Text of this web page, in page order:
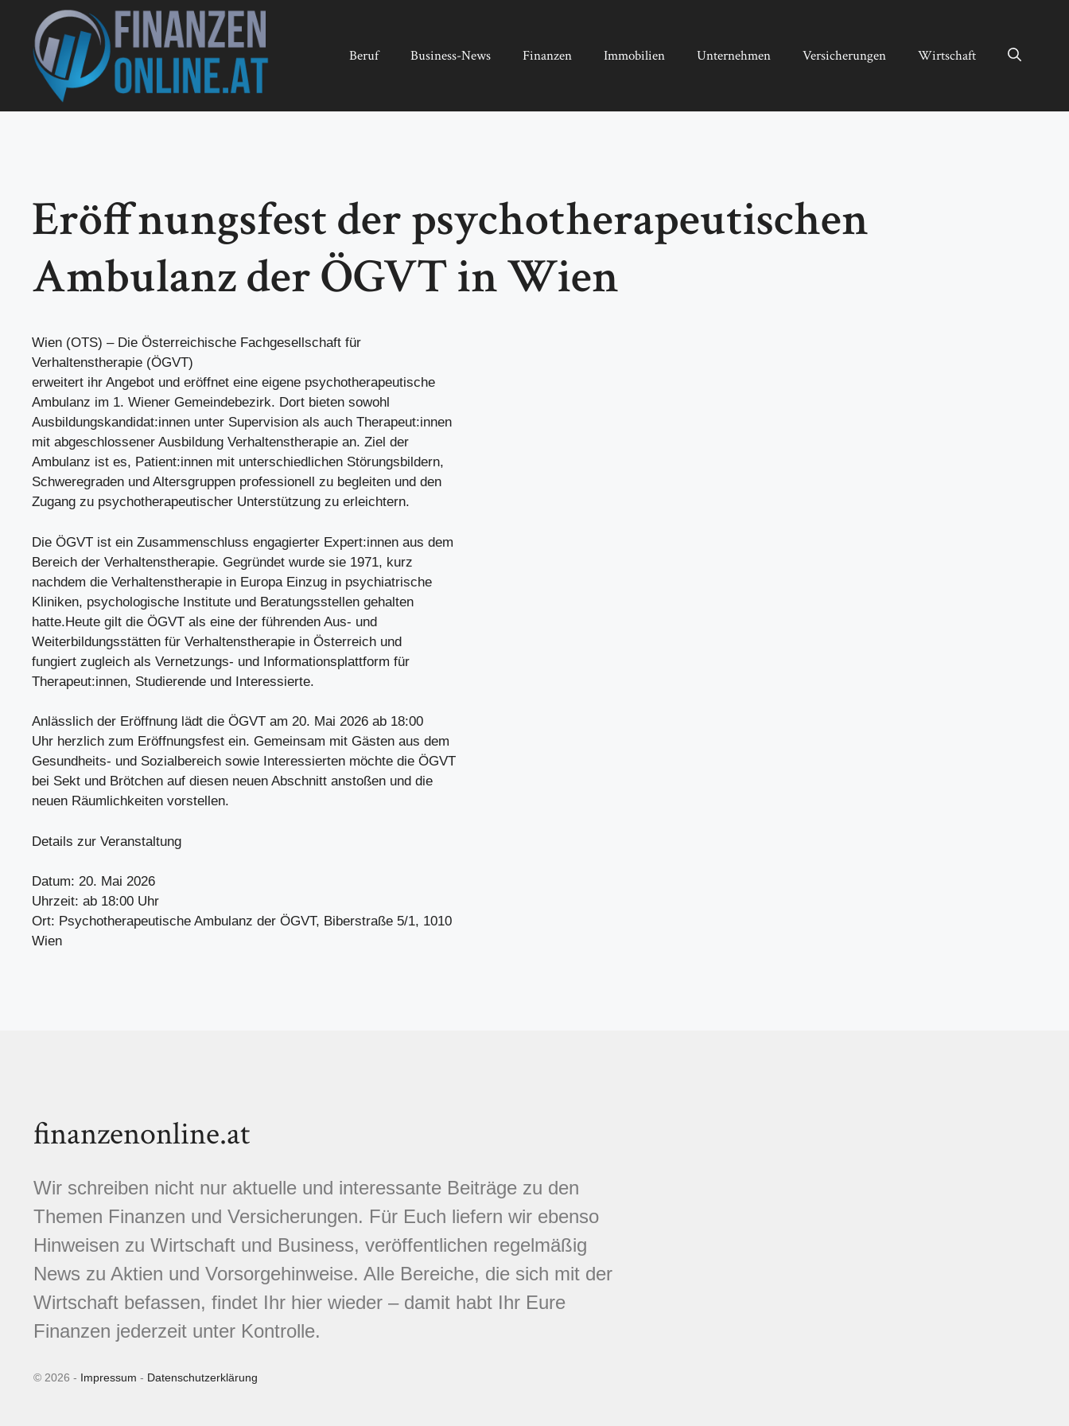
springen
Beruf Business-News Finanzen Immobilien Unternehmen Versicherungen Wirtschaft
Eröffnungsfest der psychotherapeutischen
Ambulanz der ÖGVT in Wien
Wien (OTS) – Die Österreichische Fachgesellschaft für
Verhaltenstherapie (ÖGVT)
erweitert ihr Angebot und eröffnet eine eigene psychotherapeutische
Ambulanz im 1. Wiener Gemeindebezirk. Dort bieten sowohl
Ausbildungskandidat:innen unter Supervision als auch Therapeut:innen
mit abgeschlossener Ausbildung Verhaltenstherapie an. Ziel der
Ambulanz ist es, Patient:innen mit unterschiedlichen Störungsbildern,
Schweregraden und Altersgruppen professionell zu begleiten und den
Zugang zu psychotherapeutischer Unterstützung zu erleichtern.
Die ÖGVT ist ein Zusammenschluss engagierter Expert:innen aus dem
Bereich der Verhaltenstherapie. Gegründet wurde sie 1971, kurz
nachdem die Verhaltenstherapie in Europa Einzug in psychiatrische
Kliniken, psychologische Institute und Beratungsstellen gehalten
hatte.Heute gilt die ÖGVT als eine der führenden Aus- und
Weiterbildungsstätten für Verhaltenstherapie in Österreich und
fungiert zugleich als Vernetzungs- und Informationsplattform für
Therapeut:innen, Studierende und Interessierte.
Anlässlich der Eröffnung lädt die ÖGVT am 20. Mai 2026 ab 18:00
Uhr herzlich zum Eröffnungsfest ein. Gemeinsam mit Gästen aus dem
Gesundheits- und Sozialbereich sowie Interessierten möchte die ÖGVT
bei Sekt und Brötchen auf diesen neuen Abschnitt anstoßen und die
neuen Räumlichkeiten vorstellen.
Details zur Veranstaltung
Datum: 20. Mai 2026
Uhrzeit: ab 18:00 Uhr
Ort: Psychotherapeutische Ambulanz der ÖGVT, Biberstraße 5/1, 1010
Wien
finanzenonline.at
Wir schreiben nicht nur aktuelle und interessante Beiträge zu den
Themen Finanzen und Versicherungen. Für Euch liefern wir ebenso
Hinweisen zu Wirtschaft und Business, veröffentlichen regelmäßig
News zu Aktien und Vorsorgehinweise. Alle Bereiche, die sich mit der
Wirtschaft befassen, findet Ihr hier wieder – damit habt Ihr Eure
Finanzen jederzeit unter Kontrolle.
© 2026 - Impressum - Datenschutzerklärung